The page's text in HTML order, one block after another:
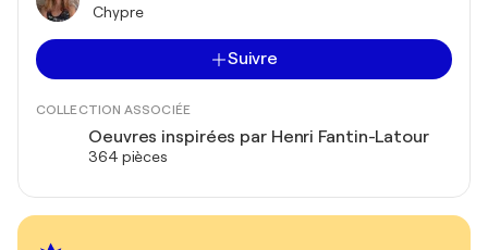
Chypre
Suivre
COLLECTION ASSOCIÉE
Oeuvres inspirées par Henri Fantin-Latour
364 pièces